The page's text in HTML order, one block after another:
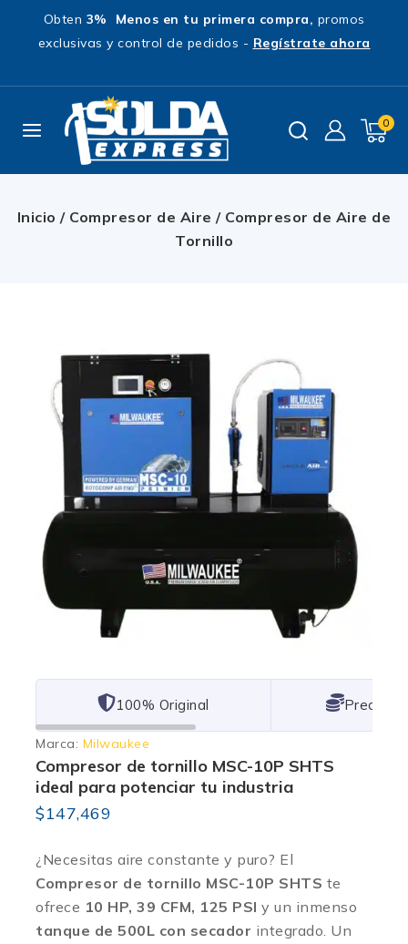
Obten 3% Menos en tu primera compra, promos
exclusivas y control de pedidos - Regístrate ahora
0
Inicio / Compresor de Aire / Compresor de Aire de
Tornillo
101% Original Lowest
Marca: Milwaukee
Compresor de tornillo MSC-10P SHTS
ideal para potenciar tu industria
$147,469
¿Necesitas aire constante y puro? El
Compresor de tornillo MSC-10P SHTS te
ofrece 10 HP, 39 CFM, 125 PSI y un inmenso
tanque de 500L con secador integrado. Un